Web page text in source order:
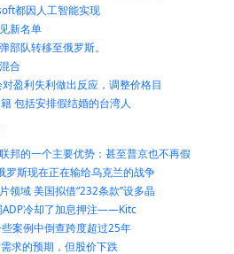
都因人工智能实现
新名单
部队转移至俄罗斯。
合
盈利失利做出反应，调整价格目
包括安排假结婚的台湾人
邦的一个主要优势：甚至普京也不再假
罗斯现在正在输给乌克兰的战争
领域 美国拟借“232条款”设多晶
ADP冷却了加息押注——Kitc
案例中倒查跨度超过25年
求的预期，但股价下跌